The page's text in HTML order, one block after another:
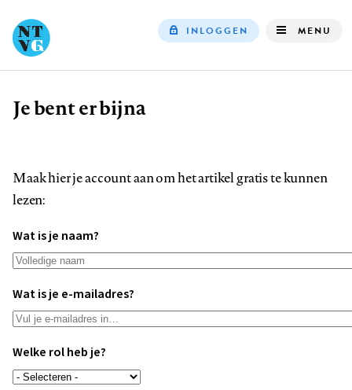
INLOGGEN MENU
Kruimelpad
Je bent er bijna
Maak hier je account aan om het artikel gratis te kunnen
lezen:
Wat is je naam?
Wat is je e-mailadres?
Welke rol heb je?